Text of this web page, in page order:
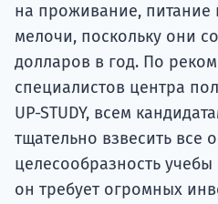
на проживание, питание
мелочи, поскольку они
долларов в год. По
специалистов центра
UP-STUDY, всем
тщательно взвесить все
целесообразность
он требует огромных